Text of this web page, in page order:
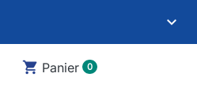
keyboard_arrow_down
shopping_cart Panier 0